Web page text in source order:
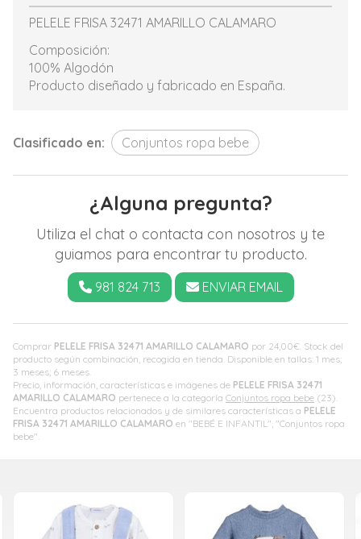
Comprar PELELE FRISA 32471 AMARILLO CALAMARO por 24,00€ . Stock del
producto según combinación, recogida en tienda. Disponible en tallas: 1 mes;
3 meses; 6 meses.
Precio, información, características e imágenes de PELELE FRISA 32471
AMARILLO CALAMARO pertenece a la categoría Conjuntos ropa bebe (23).
Encuentra productos relacionados y de similares características a PELELE
FRISA 32471 AMARILLO CALAMARO en "BEBÉ E INFANTIL", "Conjuntos ropa
bebe".
PELELE FRISA 32471 AMARILLO CALAMARO
Composición:
100% Algodón
Producto diseñado y fabricado en España.
Clasificado en: Conjuntos ropa bebe
¿Alguna pregunta?
Utiliza el chat o contacta con nosotros y te
guiamos para encontrar tu producto.
981 824 713 ENVIAR EMAIL